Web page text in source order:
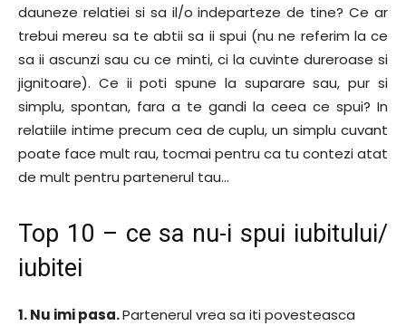
dauneze relatiei si sa il/o indeparteze de tine? Ce ar
trebui mereu sa te abtii sa ii spui (nu ne referim la ce
sa ii ascunzi sau cu ce minti, ci la cuvinte dureroase si
jignitoare). Ce ii poti spune la suparare sau, pur si
simplu, spontan, fara a te gandi la ceea ce spui? In
relatiile intime precum cea de cuplu, un simplu cuvant
poate face mult rau, tocmai pentru ca tu contezi atat
de mult pentru partenerul tau…
Top 10 – ce sa nu-i spui iubitului/
iubitei
1. Nu imi pasa.Partenerul vrea sa iti povesteasca